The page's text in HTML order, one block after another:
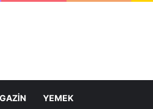
YEMEK